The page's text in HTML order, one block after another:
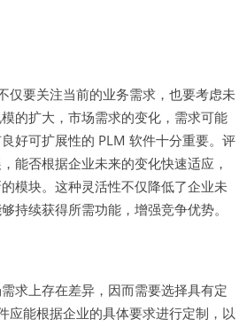
仅要关注当前的业务需求，也要考虑未
的扩大，市场需求的变化，需求可能
好可扩展性的 PLM 软件十分重要。评
能否根据企业未来的变化快速适应，
模块。这种灵活性不仅降低了企业未
持续获得所需功能，增强竞争优势。
求上存在差异，因而需要选择具有定
应能根据企业的具体要求进行定制，以